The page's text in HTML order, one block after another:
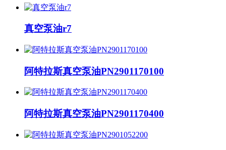
真空泵油r7
阿特拉斯真空泵油PN2901170100
阿特拉斯真空泵油PN2901170400